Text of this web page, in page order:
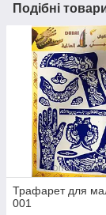
Подібні
Трафарет для
001